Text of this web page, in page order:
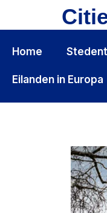
Home
Eilanden in Europa